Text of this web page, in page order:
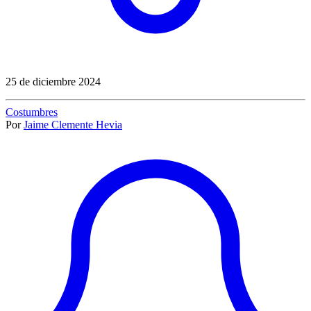
25 de diciembre 2024
Costumbres
Por Jaime Clemente Hevia